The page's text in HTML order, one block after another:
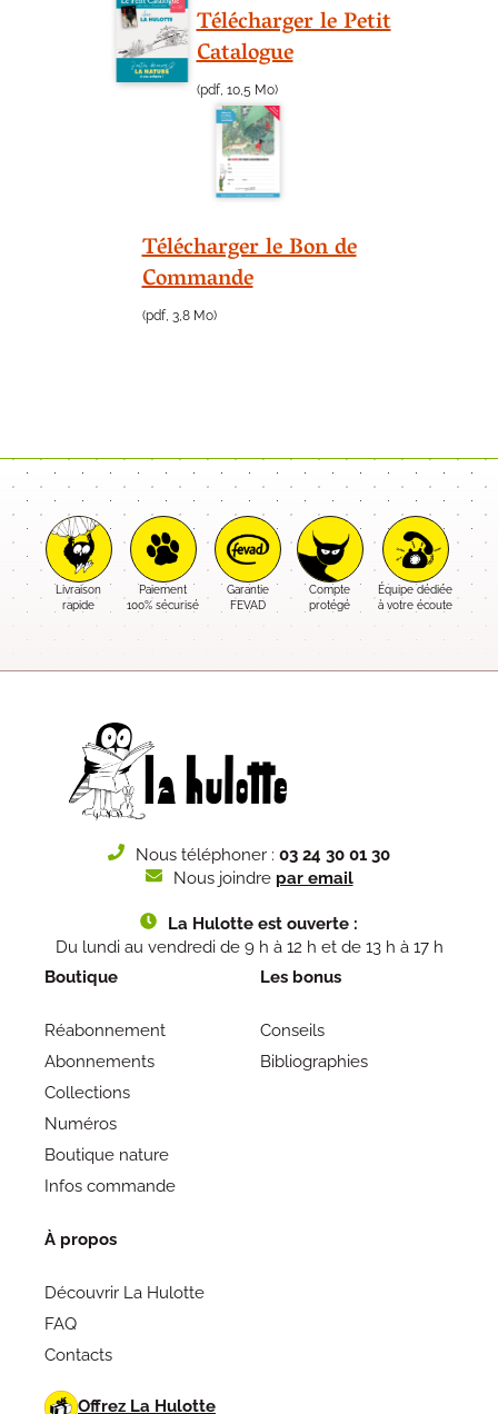
Télécharger le Petit
Catalogue
(pdf, 10,5 Mo)
Télécharger le Bon de
Commande
(pdf, 3,8 Mo)
Livraison
rapide
Paiement
100% sécurisé
Garantie
FEVAD
Compte
protégé
Équipe dédiée
à votre écoute
Nous téléphoner : 03 24 30 01 30
Nous joindre par email
La Hulotte est ouverte :
Du lundi au vendredi de 9 h à 12 h et de 13 h à 17 h
Boutique
Réabonnement
Abonnements
Collections
Numéros
Boutique nature
Infos commande
Les bonus
Conseils
Bibliographies
À propos
Découvrir La Hulotte
FAQ
Contacts
Offrez La Hulotte